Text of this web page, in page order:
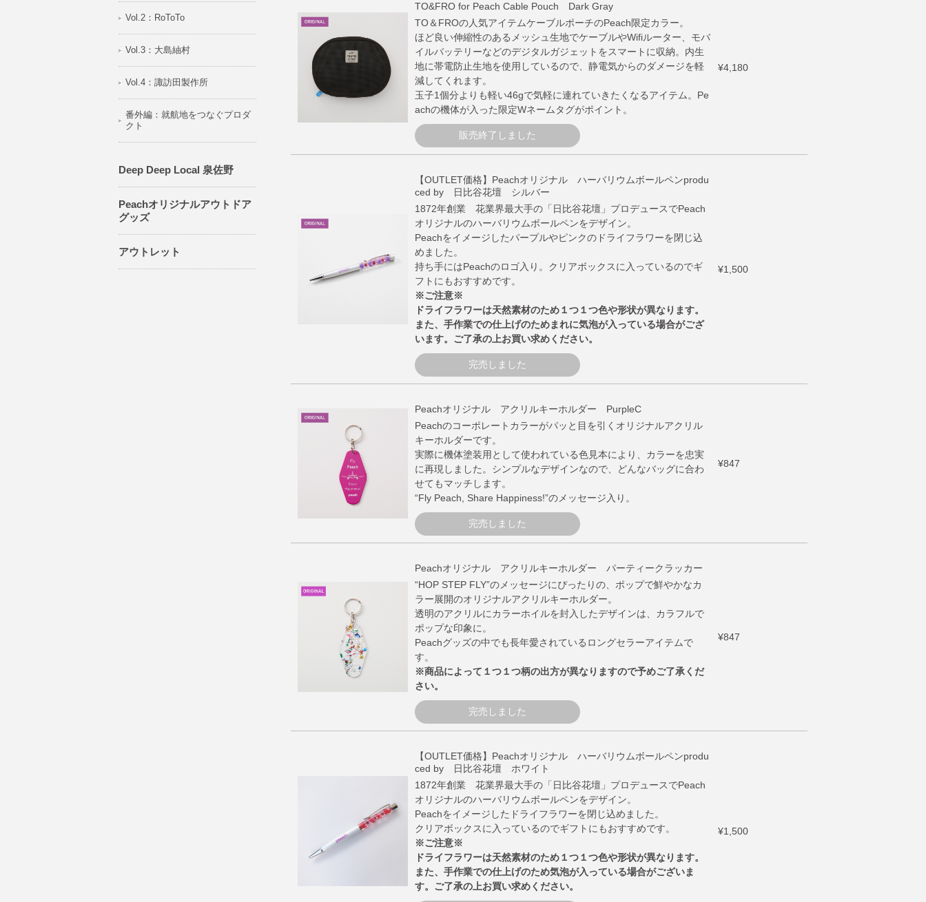
Vol.2：RoToTo
Vol.3：大島紬村
Vol.4：諏訪田製作所
番外編：就航地をつなぐプロダ
クト
Deep Deep Local 泉佐野
Peachオリジナルアウトドア
グッズ
アウトレット
TO&FRO for Peach Cable Pouch Dark Gray
TO＆FROの人気アイテムケーブルポーチのPeach限定カラー。
ほど良い伸縮性のあるメッシュ生地でケーブルやWifiルーター、モバ
イルバッテリーなどのデジタルガジェットをスマートに収納。内生
地に帯電防止生地を使用しているので、静電気からのダメージを軽
減してくれます。
玉子1個分よりも軽い46gで気軽に連れていきたくなるアイテム。Pe
achの機体が入った限定Wネームタグがポイント。
販売終了しました
¥4,180
【OUTLET価格】Peachオリジナル ハーバリウムボールペンprodu
ced by 日比谷花壇 シルバー
1872年創業 花業界最大手の「日比谷花壇」プロデュースでPeach
オリジナルのハーバリウムボールペンをデザイン。
Peachをイメージしたパープルやピンクのドライフラワーを閉じ込
めました。
持ち手にはPeachのロゴ入り。クリアボックスに入っているのでギ
フトにもおすすめです。
※ご注意※
ドライフラワーは天然素材のため１つ１つ色や形状が異なります。
また、手作業での仕上げのためまれに気泡が入っている場合がござ
います。ご了承の上お買い求めください。
完売しました
¥1,500
Peachオリジナル アクリルキーホルダー PurpleC
Peachのコーポレートカラーがパッと目を引くオリジナルアクリル
キーホルダーです。
実際に機体塗装用として使われている色見本により、カラーを忠実
に再現しました。シンプルなデザインなので、どんなバッグに合わ
せてもマッチします。
“Fly Peach, Share Happiness!”のメッセージ入り。
完売しました
¥847
Peachオリジナル アクリルキーホルダー パーティークラッカー
“HOP STEP FLY”のメッセージにぴったりの、ポップで鮮やかなカ
ラー展開のオリジナルアクリルキーホルダー。
透明のアクリルにカラーホイルを封入したデザインは、カラフルで
ポップな印象に。
Peachグッズの中でも長年愛されているロングセラーアイテムで
す。
※商品によって１つ１つ柄の出方が異なりますので予めご了承くだ
さい。
完売しました
¥847
【OUTLET価格】Peachオリジナル ハーバリウムボールペンprodu
ced by 日比谷花壇 ホワイト
1872年創業 花業界最大手の「日比谷花壇」プロデュースでPeach
オリジナルのハーバリウムボールペンをデザイン。
Peachをイメージしたドライフラワーを閉じ込めました。
クリアボックスに入っているのでギフトにもおすすめです。
※ご注意※
ドライフラワーは天然素材のため１つ１つ色や形状が異なります。
また、手作業での仕上げのため気泡が入っている場合がございま
す。ご了承の上お買い求めください。
¥1,500